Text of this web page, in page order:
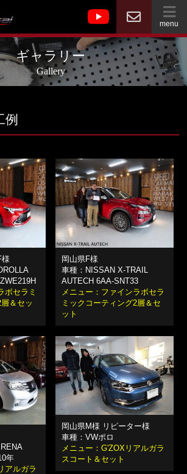
menu
ギャラリー
Gallery
例
ボセラミ
＆セッ
岡山県F様
車種：NISSAN X-TRAIL
AUTECH 6AA-SNT33
メニュー：ファインラボセラ
ミックコーティング2層＆セ
ット
年
アルガラ
岡山県M様 リピーター様
車種：VWポロ
メニュー：G'ZOXリアルガラ
スコート＆セット